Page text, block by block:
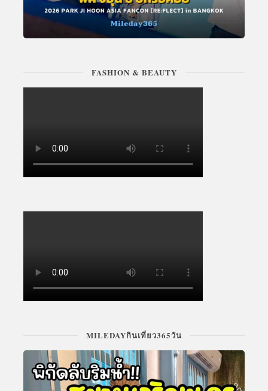
FASHION & BEAUTY
MILEDAYกินเที่ยว365วัน